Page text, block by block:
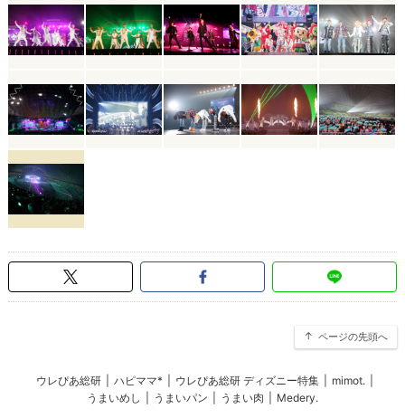
ページの先頭へ
ウレぴあ総研 ハピママ* ウレぴあ総研 ディズニー特集 mimot.
うまいめし
うまいパン うまい肉 Medery.